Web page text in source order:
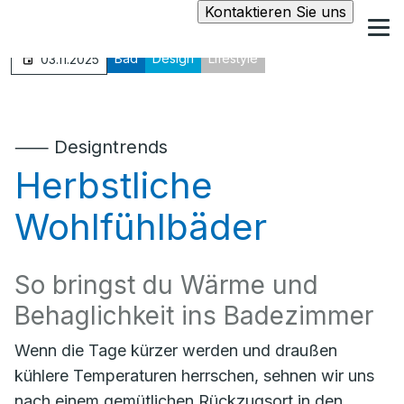
Kontaktieren Sie uns
03.11.2025 Bad Design Lifestyle
⸺ Designtrends
Herbstliche
Wohlfühlbäder
So bringst du Wärme und
Behaglichkeit ins Badezimmer
Wenn die Tage kürzer werden und draußen
kühlere Temperaturen herrschen, sehnen wir uns